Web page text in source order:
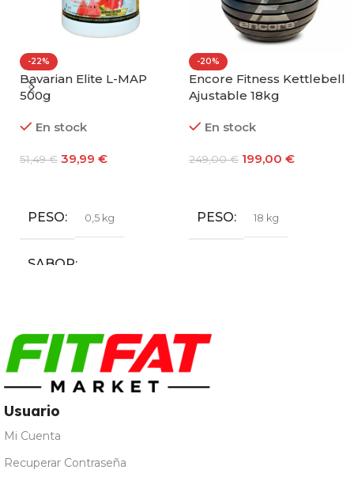
-22%
Bavarian Elite L-MAP
500g
En stock
51,49€ 39,99 €
PESO 0,5 kg
SABOR
-20%
Encore Fitness Kettlebell
Ajustable 18kg
En stock
249,00€ 199,00 €
PESO 18 kg
Usuario
Mi Cuenta
Recuperar Contraseña